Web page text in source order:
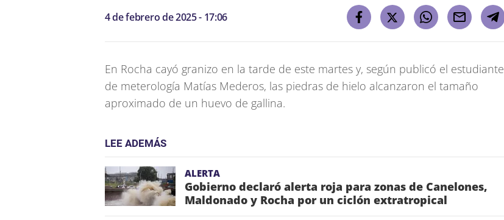
4 de febrero de 2025 - 17:06
En Rocha cayó granizo en la tarde de este martes y, según publicó el estudiante
de meterología Matías Mederos, las piedras de hielo alcanzaron el tamaño
aproximado de un huevo de gallina.
LEE ADEMÁS
ALERTA
Gobierno declaró alerta roja para zonas de Canelones,
Maldonado y Rocha por un ciclón extratropical